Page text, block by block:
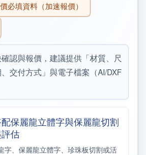
必填資料（加速報價）
認與報價，建議提供「材質、尺
交付方式」與電子檔案（AI/DXF
保麗龍立體字與保麗龍切割
估
字、保麗龍立體字、珍珠板切割或活